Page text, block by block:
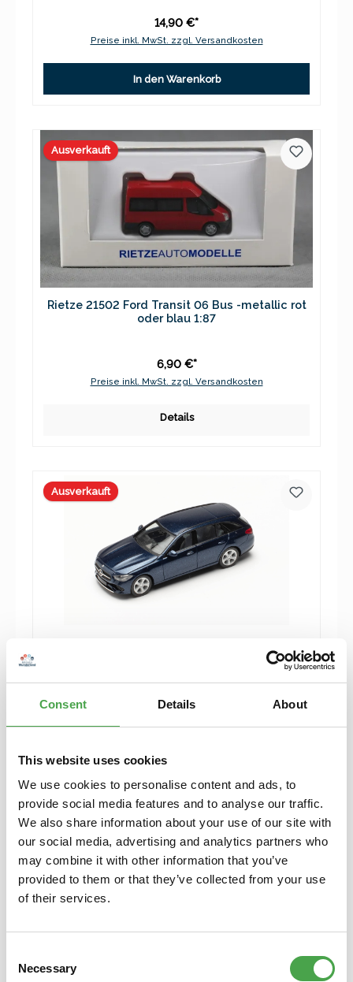
Consent Details About
This website uses cookies
We use cookies to personalise content and ads, to
provide social media features and to analyse our traffic.
We also share information about your use of our site with
our social media, advertising and analytics partners who
may combine it with other information that you’ve
provided to them or that they’ve collected from your use
of their services.
Selection
Necessary
14,90 €*
Preise inkl. MwSt. zzgl. Versandkosten
In den Warenkorb
Ausverkauft
Rietze 21502 Ford Transit 06 Bus -metallic rot
oder blau 1:87
6,90 €*
Preise inkl. MwSt. zzgl. Versandkosten
Details
Ausverkauft
6,90 €*
Details